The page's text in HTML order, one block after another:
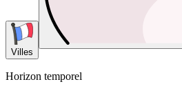
Villes
Horizon temporel